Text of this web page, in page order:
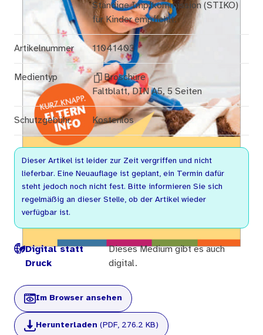
Ständige Impfkommission (STIKO)
für Kinder empfiehlt.
Artikelnummer 11041403
Medientyp
Broschüre
Faltblatt, DIN A5, 5 Seiten
Schutzgebühr Kostenlos
Dieser Artikel ist leider zur Zeit vergriffen und nicht
lieferbar. Eine Neuauflage ist geplant, ein Termin dafür
steht jedoch noch nicht fest. Bitte informieren Sie sich
regelmäßig an dieser Stelle, ob der Artikel wieder
verfügbar ist.
Digital statt
Druck
Dieses Medium gibt es auch
digital.
Im Browser ansehen
Herunterladen (PDF, 276.2 KB)